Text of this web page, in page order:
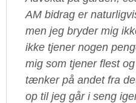
AM bidrag er
men jeg bryder mig
ikke tjener nogen
mig som tjener flest
tænker på andet fra
op til jeg går i seng